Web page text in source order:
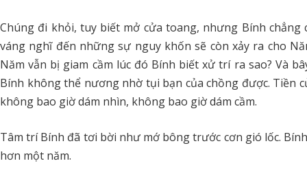
Chúng đi khỏi, tuy biết mở cửa toang, nhưng Bính
váng nghĩ đến những sự nguy khốn sẽ còn xảy ra cho
Năm vẫn bị giam cầm lúc đó Bính biết xử trí ra sao? Và
Bính không thể nương nhờ tụi bạn của chồng được. Tiền
không bao giờ dám nhìn, không bao giờ dám cầm.
Tâm trí Bính đã tơi bời như mớ bông trước cơn gió lốc.
hơn một năm.